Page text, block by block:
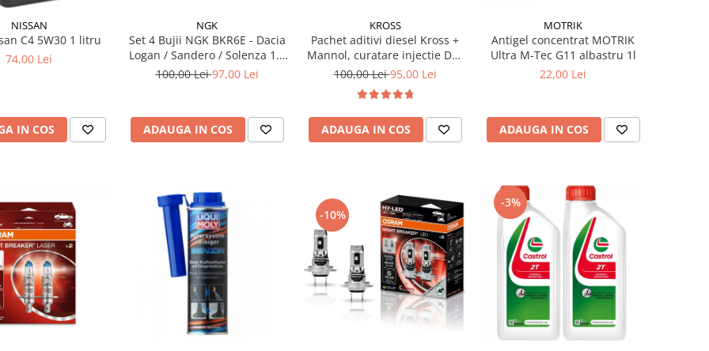
NISSAN
C4 5W30 1 litru
74,00 Lei
IN COS
NGK
Set 4 Bujii NGK BKR6E - Dacia
Logan / Sandero / Solenza 1.4
& 1.6 MPI - Kit Complet
100,00 Lei97,00 Lei
ADAUGA IN COS
KROSS
Pachet aditivi diesel Kross +
Mannol, curatare injectie DPF
si stabilizare ulei
100,00 Lei95,00 Lei
ADAUGA IN COS
MOTRIK
Antigel concentrat MOTRIK
Ultra M-Tec G11 albastru 1l
22,00 Lei
ADAUGA IN COS
-10%
-3%